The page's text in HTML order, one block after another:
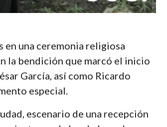
en una ceremonia religiosa
la bendición que marcó el inicio
García, así como Ricardo
especial.
escenario de una recepción